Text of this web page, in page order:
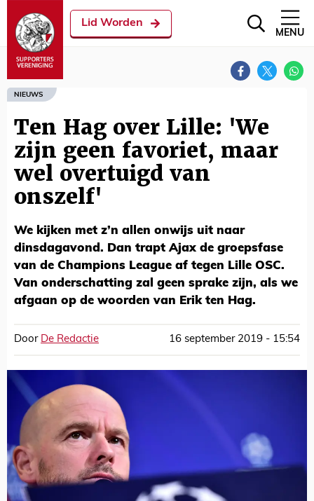
Lid Worden
MENU
NIEUWS
Ten Hag over Lille: 'We
zijn geen favoriet, maar
wel overtuigd van
onszelf'
We kijken met z’n allen onwijs uit naar
dinsdagavond. Dan trapt Ajax de groepsfase
van de Champions League af tegen Lille OSC.
Van onderschatting zal geen sprake zijn, als we
afgaan op de woorden van Erik ten Hag.
Door De Redactie 16 september 2019 - 15:54